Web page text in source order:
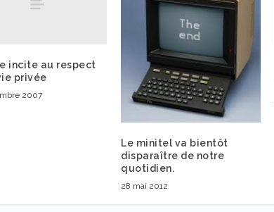
incite au respect
privée
2007
Le minitel va bientôt
disparaître de notre
quotidien.
28 mai 2012